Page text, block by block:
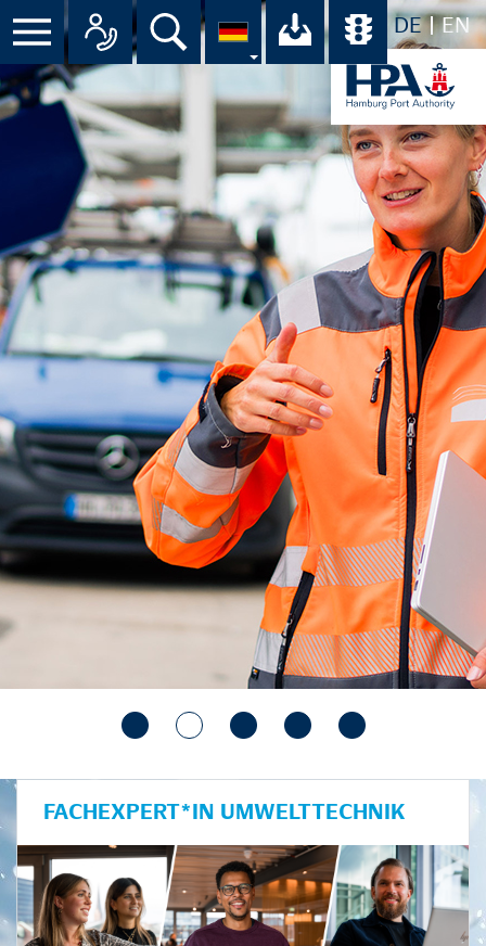
DE EN
Menü Alle Ansprechpartner im
Suche Ihr Download-
FACHEXPERT*IN UMWELTTECHNIK